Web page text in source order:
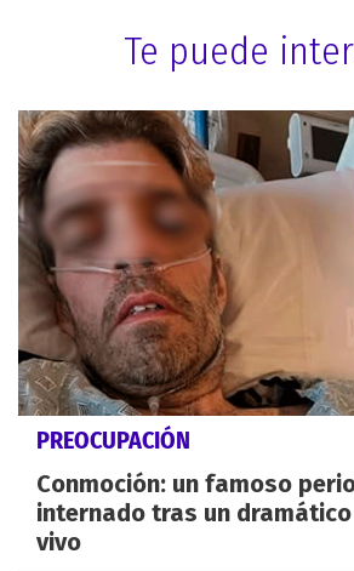
Te puede
PREOCUPACIÓN
Conmoción: un famoso
internado tras un
vivo